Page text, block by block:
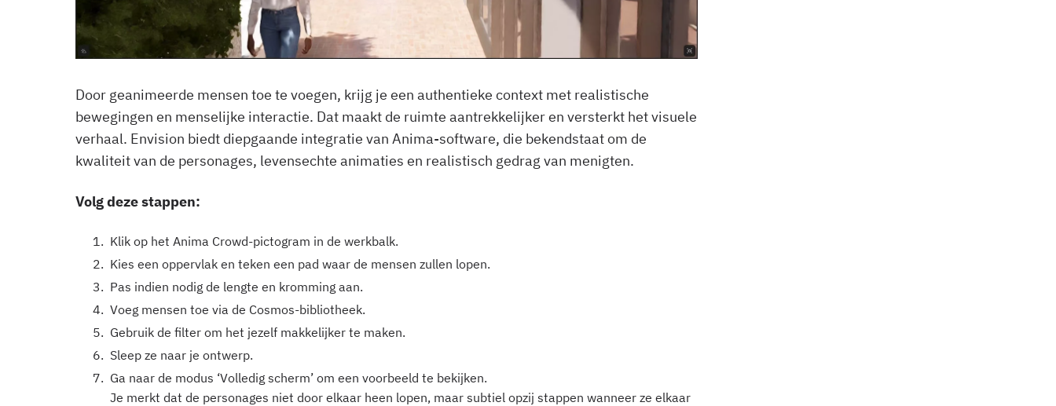
Door geanimeerde mensen toe te voegen, krijg je een authentieke context met realistische
bewegingen en menselijke interactie. Dat maakt de ruimte aantrekkelijker en versterkt het visuele
verhaal. Envision biedt diepgaande integratie van Anima-software, die bekendstaat om de
kwaliteit van de personages, levensechte animaties en realistisch gedrag van menigten.
Volg deze stappen:
Klik op het Anima Crowd-pictogram in de werkbalk.
Kies een oppervlak en teken een pad waar de mensen zullen lopen.
Pas indien nodig de lengte en kromming aan.
Voeg mensen toe via de Cosmos-bibliotheek.
Gebruik de filter om het jezelf makkelijker te maken.
Sleep ze naar je ontwerp.
Ga naar de modus ‘Volledig scherm’ om een voorbeeld te bekijken.
Je merkt dat de personages niet door elkaar heen lopen, maar subtiel opzij stappen wanneer ze elkaar